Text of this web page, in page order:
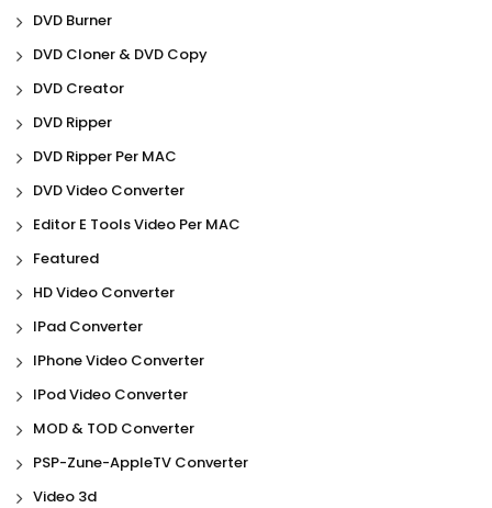
DVD Burner
DVD Cloner & DVD Copy
DVD Creator
DVD Ripper
DVD Ripper Per MAC
DVD Video Converter
Editor E Tools Video Per MAC
Featured
HD Video Converter
IPad Converter
IPhone Video Converter
IPod Video Converter
MOD & TOD Converter
PSP-Zune-AppleTV Converter
Video 3d